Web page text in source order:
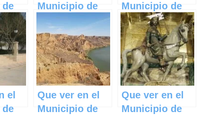
La
Municipio de
Corral-Rubio
en Castilla La
Mancha
Municipio de
Cenizate en
Castilla La
Mancha
el
Que ver en el
Municipio de
Que ver en el
Municipio de